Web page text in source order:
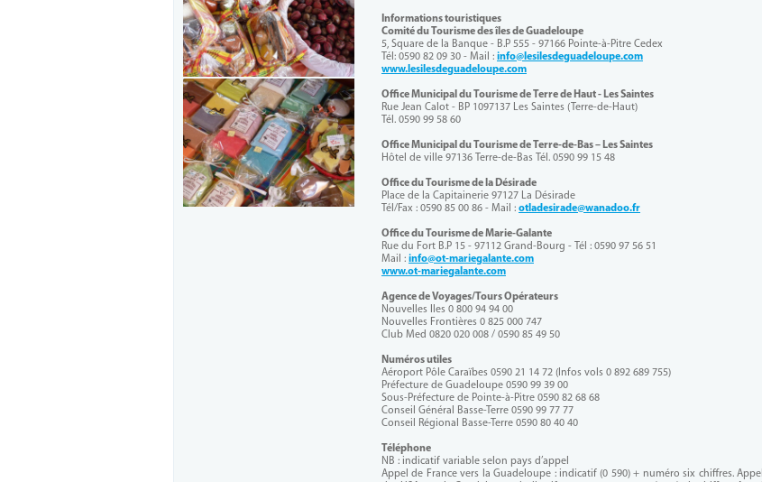
Informations touristiques
Comité du Tourisme des îles de Guadeloupe
5, Square de la Banque - B.P 55 5 - 97166 Pointe-à-Pitre Cedex
Tél: 0590 82 09 30 - Mail : info@lesilesdeguadeloupe.com
www.lesilesdeguadeloupe.com
Office Municipal du Tourisme de Terre de Haut - Les Saintes
Rue Jean Calot - BP 10 97137 Les Saintes (Terre-de-Haut)
Tél. 0590 99 58 60
Office Municipal du Tourisme de Terre-de-Bas – Les Saintes
Hôtel de ville 97136 Terre-de-Bas Tél. 0590 99 15 48
Office du Tourisme de la Désirade
Place de la Capitainerie 97127 La Désirade
Tél/Fax : 0590 85 00 86 - Mail : otladesirade@wanadoo.fr
Office du Tourisme de Marie-Galante
Rue du Fort B.P 15 - 97112 Grand-Bourg - Tél : 0590 97 56 51
Mail : info@ot-mariegalante.com
www.ot-mariegalante.com
Agence de Voyages/Tours Opérateurs
Nouvelles Iles 0 800 94 94 00
Nouvelles Frontières 0 825 000 747
Club Med 0820 020 008 / 0590 85 49 50
Numéros utiles
Aéroport Pôle Caraïbes 0590 21 14 72 (Infos vols 0 892 689 755)
Préfecture de Guadeloupe 0590 99 39 00
Sous-Préfecture de Pointe-à-Pitre 0590 82 68 68
Conseil Général Basse-Terre 0590 99 77 77
Conseil Régional Basse-Terre 0590 80 40 40
Téléphone
NB : indicatif variable selon pays d’appel
Appel de France vers la Guadeloupe : indicatif (0 590) + numéro six chiffres. Appel